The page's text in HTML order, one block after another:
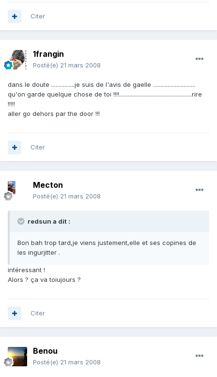
Citer
1frangin
Posté(e) 21 mars 2008
dans le doute ................je suis de l'avis de gaelle .............................
qu'on garde quelque chose de toi !!!!..................................................rire
!!!!!
aller go dehors par the door !!!
Citer
Mecton
Posté(e) 21 mars 2008
redsun a dit :
Bon bah trop tard,je viens justement,elle et ses copines de
les ingurjitter .
intéressant !
Alors ? ça va toiujours ?
Citer
Benou
Posté(e) 21 mars 2008